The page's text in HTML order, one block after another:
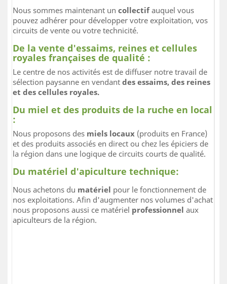
Nous sommes maintenant uncollectifauquel vous
pouvez adhérer pour développer votre exploitation, vos
circuits de vente ou votre technicité.
De la vente d'essaims, reines et cellules
royales françaises de qualité :
Le centre de nos activités est de diffuser notre travail de
sélection paysanne en vendantdes essaims, des reines
et des cellules royales.
Du miel et des produits de la ruche en local
:
Nous proposons des miels locaux (produits en France)
et des produits associés en direct ou chez les épiciers de
la région dans une logique de circuits courts de qualité.
Du matériel d'apiculture technique:
Nous achetons du matériel pour le fonctionnement de
nos exploitations. Afin d'augmenter nos volumes d'achat
nous proposons aussi ce matériel professionnel aux
apiculteurs de la région.